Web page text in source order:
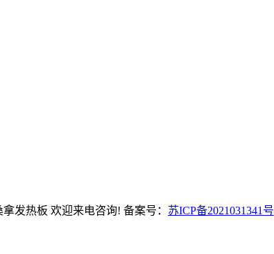
发热板 欢迎来电咨询! 备案号： 苏ICP备2021031341号